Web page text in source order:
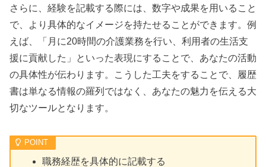
さらに、経験を記載する際には、数字や成果を用いること
で、より具体的なイメージを持たせることができます。例
えば、「月に20時間の介護業務を行い、利用者の生活支
援に貢献した」といった表現にすることで、あなたの活動
の具体性が伝わります。こうした工夫をすることで、履歴
書は単なる情報の羅列ではなく、あなたの魅力を伝える大
切なツールとなります。
職務経歴を具体的に記載する